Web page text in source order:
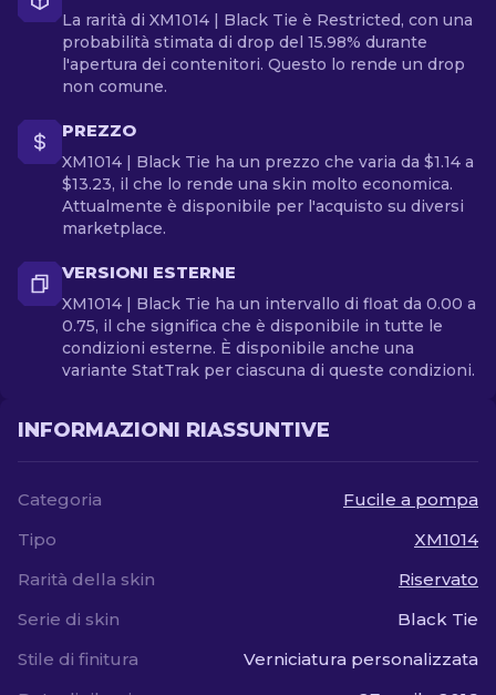
La rarità di XM1014 | Black Tie è Restricted, con una
probabilità stimata di drop del 15.98% durante
l'apertura dei contenitori. Questo lo rende un drop
non comune.
PREZZO
XM1014 | Black Tie ha un prezzo che varia da $1.14 a
$13.23, il che lo rende una skin molto economica.
Attualmente è disponibile per l'acquisto su diversi
marketplace.
VERSIONI ESTERNE
XM1014 | Black Tie ha un intervallo di float da 0.00 a
0.75, il che significa che è disponibile in tutte le
condizioni esterne. È disponibile anche una
variante StatTrak per ciascuna di queste condizioni.
INFORMAZIONI RIASSUNTIVE
Categoria
Fucile a pompa
Tipo
XM1014
Rarità della skin
Riservato
Serie di skin
Black Tie
Stile di finitura
Verniciatura personalizzata